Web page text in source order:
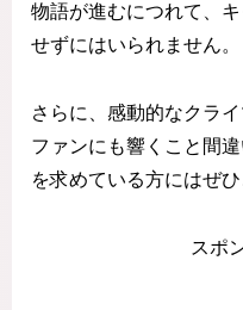
物語が進むにつれて、
せずにはいられません。
さらに、感動的なクラ
ファンにも響くこと間
を求めている方にはぜ
スポ